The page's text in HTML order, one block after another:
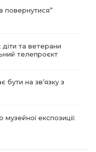
повернутися”
та ветерани
телепроєкт
бути на зв’язку з
музейної експозиції:
стали частиною